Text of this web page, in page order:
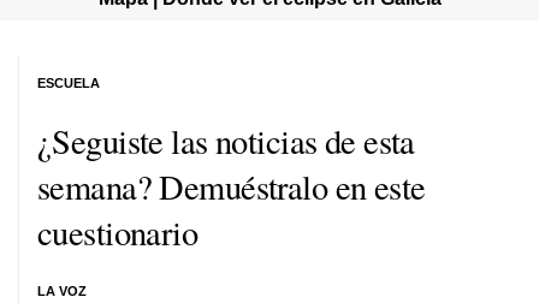
¿Seguiste las noticias de esta
semana? Demuéstralo en este
cuestionario
LA VOZ
ESCUELA